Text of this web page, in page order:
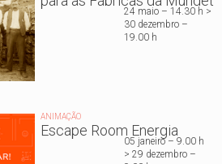
24 maio – 14.30 h >
30 dezembro –
19.00 h
ANIMAÇÃO
Escape Room Energia
05 janeiro – 9.00 h
> 29 dezembro –